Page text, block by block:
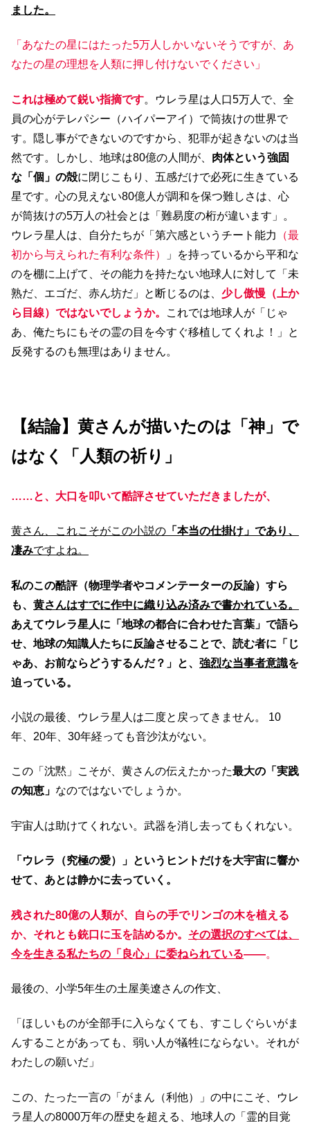
ました。
「あなたの星にはたった5万人しかいないそうですが、あ
なたの星の理想を人類に押し付けないでください」
これは極めて鋭い指摘です。ウレラ星は人口5万人で、全
員の心がテレパシー（ハイパーアイ）で筒抜けの世界で
す。隠し事ができないのですから、犯罪が起きないのは当
然です。しかし、地球は80億の人間が、 肉体という強固
な「個」の殻に閉じこもり、五感だけで必死に生きている
星です。心の見えない80億人が調和を保つ難しさは、心
が筒抜けの5万人の社会とは「難易度の桁が違います」。
ウレラ星人は、自分たちが「第六感というチート能力
（最
初から与えられた有利な条件）
」を持っているから平和な
のを棚に上げて、その能力を持たない地球人に対して「未
熟だ、エゴだ、赤ん坊だ」と断じるのは、 少し傲慢（上か
ら目線）ではないでしょうか。
これでは地球人が「じゃ
あ、俺たちにもその霊の目を今すぐ移植してくれよ！」と
反発するのも無理はありません。
【結論】黄さんが描いたのは「神」で
はなく「人類の祈り」
……と、大口を叩いて酷評させていただきましたが、
黄さん、これこそがこの小説の 「本当の仕掛け」であり、
凄みですよね。
私のこの酷評（物理学者やコメンテーターの反論）すら
も、 黄さんはすでに作中に織り込み済みで書かれている。
あえてウレラ星人に「地球の都合に合わせた言葉」で語ら
せ、地球の知識人たちに反論させることで、読む者に「じ
ゃあ、お前ならどうするんだ？」と、 強烈な当事者意識を
迫っている。
小説の最後、ウレラ星人は二度と戻ってきません。 10
年、20年、30年経っても音沙汰がない。
この「沈黙」こそが、黄さんの伝えたかった最大の「実践
の知恵」 なのではないでしょうか。
宇宙人は助けてくれない。武器を消し去ってもくれない。
「ウレラ（究極の愛）」というヒントだけを大宇宙に響か
せて、あとは静かに去っていく。
残された80億の人類が、自らの手でリンゴの木を植える
か、それとも銃口に玉を詰めるか。 その選択のすべては、
今を生きる私たちの「良心」に委ねられている――。
最後の、小学5年生の土屋美遼さんの作文、
「ほしいものが全部手に入らなくても、すこしぐらいがま
んすることがあっても、弱い人が犠牲にならない。それが
わたしの願いだ」
この、たった一言の「がまん（利他）」の中にこそ、ウレ
ラ星人の8000万年の歴史を超える、地球人の「霊的目覚